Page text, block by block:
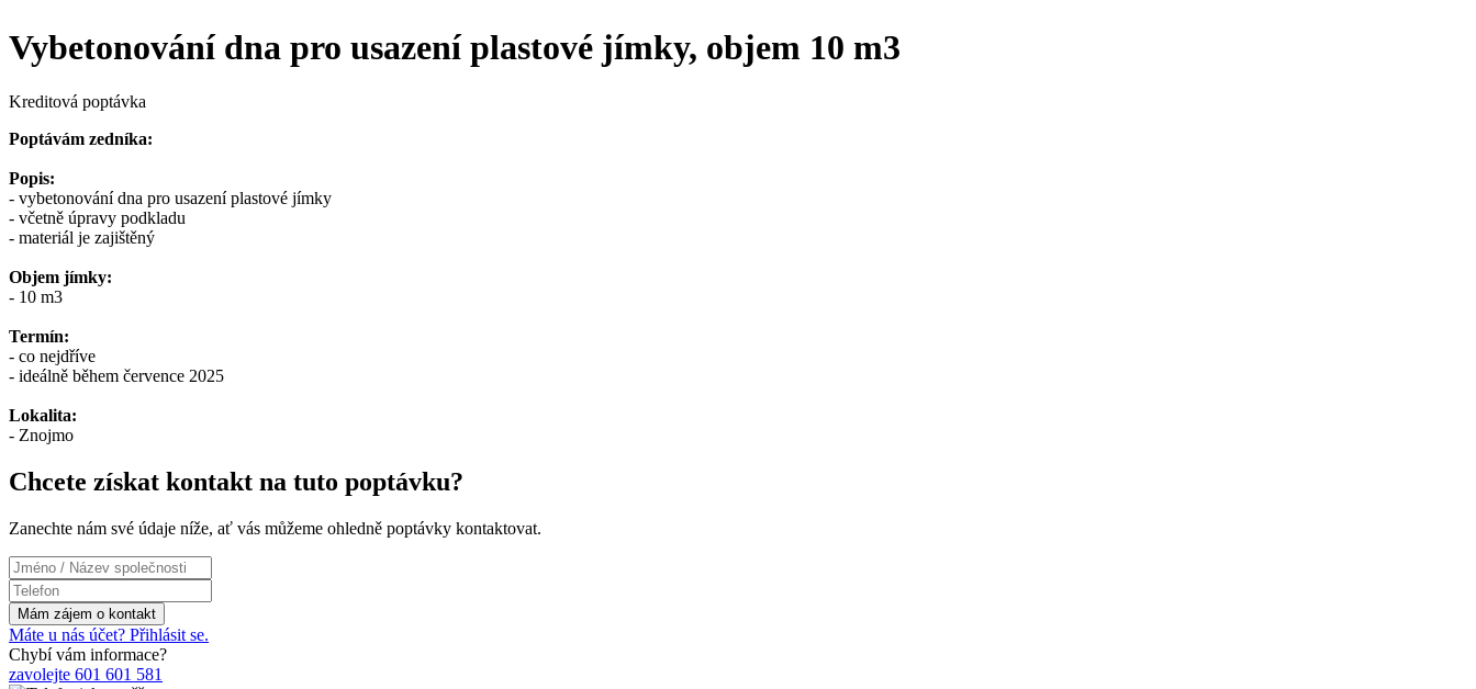
Vybetonování dna pro usazení plastové jímky, objem 10 m3
Kreditová poptávka
Poptávám zedníka:
Popis:
- vybetonování dna pro usazení plastové jímky
- včetně úpravy podkladu
- materiál je zajištěný
Objem jímky:
- 10 m3
Termín:
- co nejdříve
- ideálně během července 2025
Lokalita:
- Znojmo
Chcete získat kontakt na tuto poptávku?
Zanechte nám své údaje níže, ať vás můžeme ohledně poptávky kontaktovat.
Máte u nás účet? Přihlásit se.
Chybí vám informace?
zavolejte 601 601 581